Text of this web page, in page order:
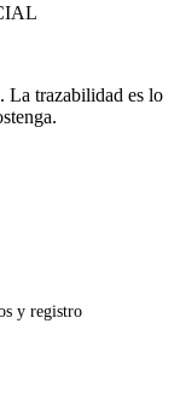
La trazabilidad es lo
y registro